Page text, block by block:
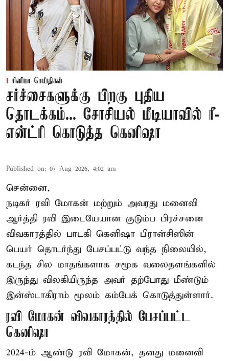
சினிமா செய்திகள்
சர்ச்சைகளுக்கு பிறகு புதிய
தொடக்கம்... சோசியல் மீடியாவில் ரீ-
என்ட்ரி கொடுத்த கெனிஷா
Published on: 07 Aug 2026, 4:02 am
சென்னை,
நடிகர் ரவி மோகன் மற்றும் அவரது மனைவி
ஆர்த்தி ரவி இடையேயான குடும்ப பிரச்சனை
விவகாரத்தில் பாடகி கெனிஷா பிரான்சிஸின்
பெயர் தொடர்ந்து பேசப்பட்டு வந்த நிலையில்,
கடந்த சில மாதங்களாக சமூக வலைதளங்களில்
இருந்து விலகியிருந்த அவர் தற்போது மீண்டும்
இன்ஸ்டாகிராம் மூலம் கம்பேக் கொடுத்துள்ளார்.
ரவி மோகன் விவகாரத்தில் பேசப்பட்ட
கெனிஷா
2024-ம் ஆண்டு ரவி மோகன், தனது மனைவி